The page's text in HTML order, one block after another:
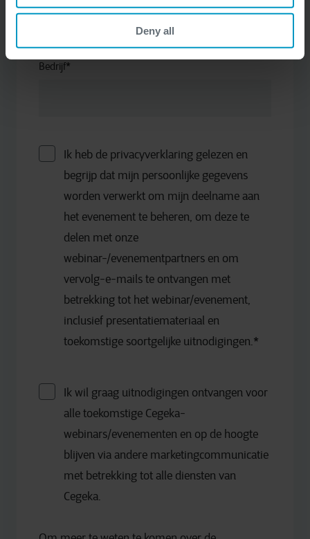
Deny all
Bedrijf*
Ik heb de privacyverklaring gelezen en
begrijp dat mijn persoonlijke gegevens
worden verwerkt om mijn deelname aan
het evenement te beheren, om deze te
delen met onze
webinar-/evenementpartners en om
vervolg-e-mails te ontvangen met
betrekking tot het webinar/evenement,
inclusief presentatiemateriaal en
toekomstige soortgelijke uitnodigingen.*
Ik wil graag uitnodigingen ontvangen voor
alle toekomstige Cegeka-
webinars/evenementen en op de hoogte
blijven via andere marketingcommunicatie
met betrekking tot alle diensten van
Cegeka.